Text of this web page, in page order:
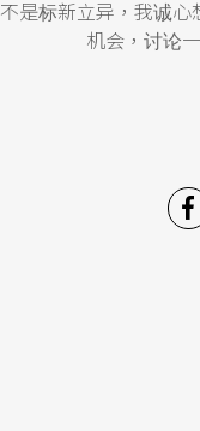
不是标新立异，我诚
机会，讨论